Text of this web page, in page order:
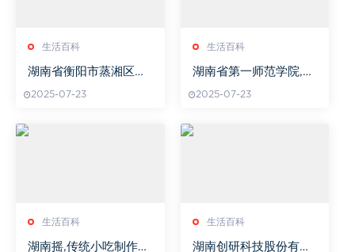
生活百科
湖南省衡阳市蒸湘区天
策略
2025-07-23
生活百科
湖南省第一师范学院,教
解析
2025-07-23
生活百科
湖南摇,传统小吃制作揭
生活百科
湖南创研科技股份有限